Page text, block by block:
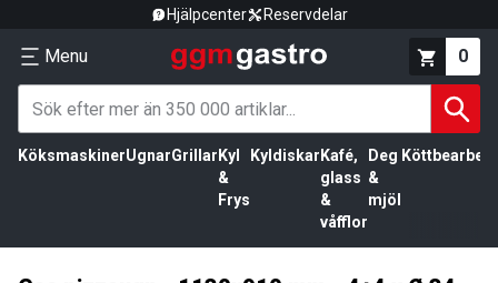
Hjälpcenter Reservdelar
Menu 0
KöksmaskinerUgnarGrillar Kyl
&
Frys
Kyldiskar Kafé,
glass
&
våfflor
Deg
&
mjöl